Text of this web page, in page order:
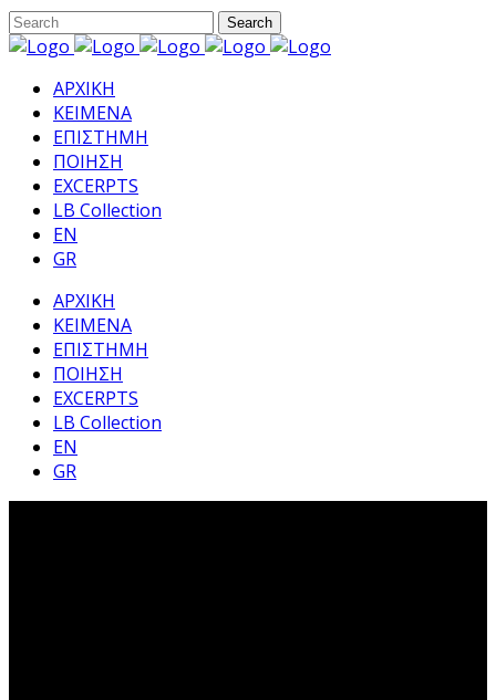
ΑΡΧΙΚΗ
ΚΕΙΜΕΝΑ
ΕΠΙΣΤΗΜΗ
ΠΟΙΗΣΗ
EXCERPTS
LB Collection
EN
GR
ΑΡΧΙΚΗ
ΚΕΙΜΕΝΑ
ΕΠΙΣΤΗΜΗ
ΠΟΙΗΣΗ
EXCERPTS
LB Collection
EN
GR